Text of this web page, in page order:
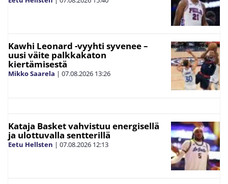
Kawhi Leonard -vyyhti syvenee –
uusi väite palkkakaton
kiertämisestä
Mikko Saarela | 07.08.2026 13:26
Kataja Basket vahvistuu energisellä
ja ulottuvalla sentterillä
Eetu Hellsten | 07.08.2026 12:13